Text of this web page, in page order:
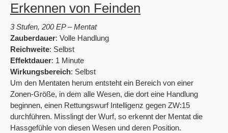
Erkennen von Feinden
3 Stufen, 200 EP – Mentat
Zauberdauer: Volle Handlung
Reichweite: Selbst
Effektdauer: 1 Minute
Wirkungsbereich: Selbst
Um den Mentaten herum entsteht ein Bereich von einer
Zonen-Größe, in dem alle Wesen, die dort eine Handlung
beginnen, einen Rettungswurf Intelligenz gegen ZW:15
durchführen. Misslingt der Wurf, so erkennt der Mentat die
Hassgefühle von diesen Wesen und deren Position.